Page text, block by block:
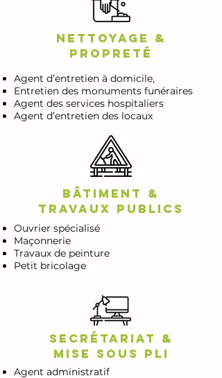
Nettoyage &
Propreté
Agent d’entretien à domicile,
Entretien des monuments funéraires
Agent des services hospitaliers
Agent d’entretien des locaux
Bâtiment &
Travaux publics
Ouvrier spécialisé
Maçonnerie
Travaux de peinture
Petit bricolage
Secrétariat &
mise sous pli
Agent administratif